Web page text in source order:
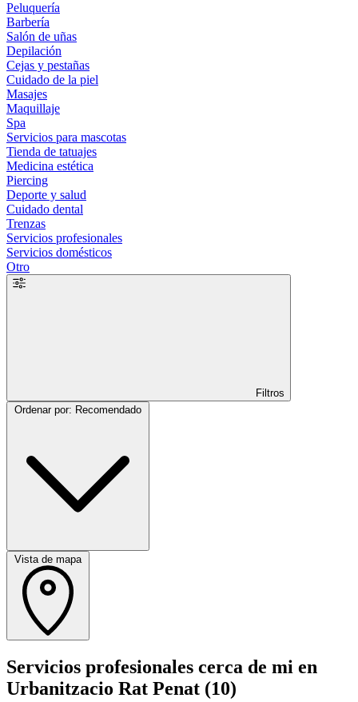
Peluquería
Barbería
Salón de uñas
Depilación
Cejas y pestañas
Cuidado de la piel
Masajes
Maquillaje
Spa
Servicios para mascotas
Tienda de tatuajes
Medicina estética
Piercing
Deporte y salud
Cuidado dental
Trenzas
Servicios profesionales
Servicios domésticos
Otro
Filtros
Vista de mapa
Servicios profesionales cerca de mi en
Urbanitzacio Rat Penat (10)